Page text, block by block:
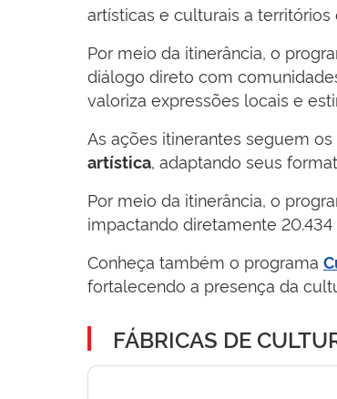
artísticas e culturais a
Por meio da itinerância, o
diálogo direto com
valoriza expressões locais e
As ações itinerantes seguem
artística , adaptando seus
Por meio da itinerância, o
impactando diretamente 20.434
Conheça também o programa
fortalecendo a presença da
FÁBRICAS DE